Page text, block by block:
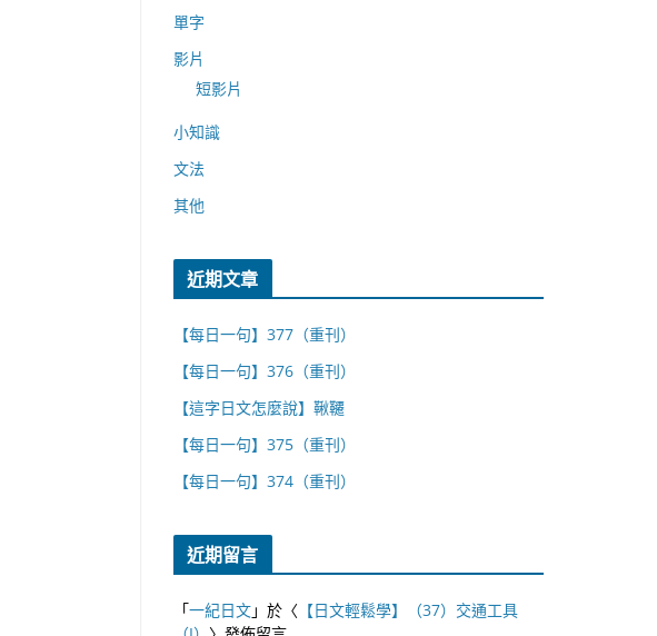
單字
影片
短影片
小知識
文法
其他
近期文章
【每日一句】377（重刊）
【每日一句】376（重刊）
【這字日文怎麼說】鞦韆
【每日一句】375（重刊）
【每日一句】374（重刊）
近期留言
「一紀日文」於〈 【日文輕鬆學】（37）交通工具